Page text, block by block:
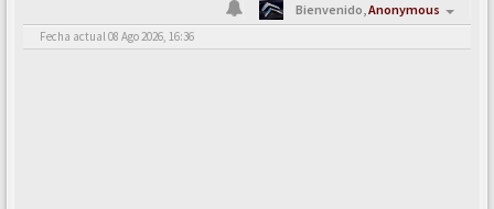
Bienvenido,Anonymous
Fecha actual 08 Ago 2026, 16:36